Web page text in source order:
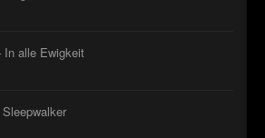
In alle Ewigkeit